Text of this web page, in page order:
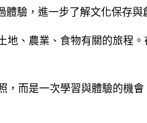
驗，進一步了解文化保存與
地、農業、食物有關的旅程
，而是一次學習與體驗的機